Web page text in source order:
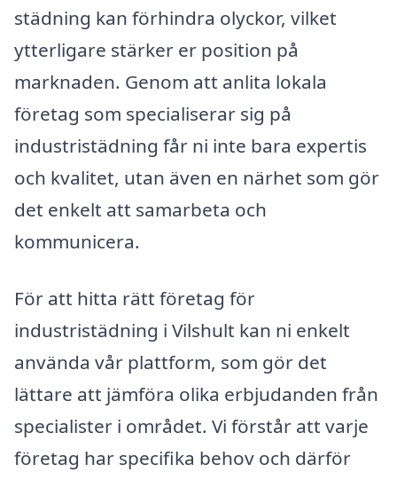
städning kan förhindra olyckor, vilket
ytterligare stärker er position på
marknaden. Genom att anlita lokala
företag som specialiserar sig på
industristädning får ni inte bara expertis
och kvalitet, utan även en närhet som gör
det enkelt att samarbeta och
kommunicera.
För att hitta rätt företag för
industristädning i Vilshult kan ni enkelt
använda vår plattform, som gör det
lättare att jämföra olika erbjudanden från
specialister i området. Vi förstår att varje
företag har specifika behov och därför